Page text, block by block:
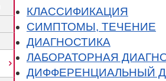
КЛАССИФИКАЦИЯ
CИМПТОМЫ, ТЕЧЕНИЕ
ДИАГНОСТИКА
ЛАБОРАТОРНАЯ
ДИФФЕРЕНЦИАЛЬНЫЙ